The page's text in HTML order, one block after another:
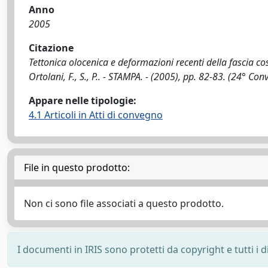
Anno
2005
Citazione
Tettonica olocenica e deformazioni recenti della fascia
Ortolani, F., S., P.. - STAMPA. - (2005), pp. 82-83. (24°
Appare nelle tipologie:
4.1 Articoli in Atti di convegno
File in questo prodotto:
Non ci sono file associati a questo prodotto.
I documenti in IRIS sono protetti da copyright e tutti i